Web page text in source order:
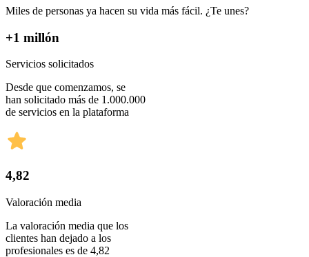
Miles de personas ya hacen su vida más fácil. ¿Te unes?
+1 millón
Servicios solicitados
Desde que comenzamos, se
han solicitado más de 1.000.000
de servicios en la plataforma
4,82
Valoración media
La valoración media que los
clientes han dejado a los
profesionales es de 4,82